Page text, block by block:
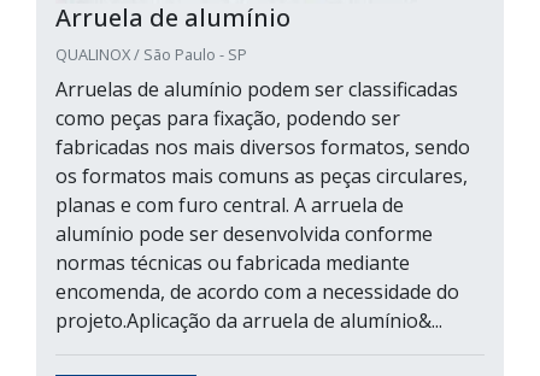
Arruela de alumínio
QUALINOX / São Paulo - SP
Arruelas de alumínio podem ser classificadas
como peças para fixação, podendo ser
fabricadas nos mais diversos formatos, sendo
os formatos mais comuns as peças circulares,
planas e com furo central. A arruela de
alumínio pode ser desenvolvida conforme
normas técnicas ou fabricada mediante
encomenda, de acordo com a necessidade do
projeto.Aplicação da arruela de alumínio&...